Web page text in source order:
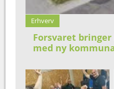
Erhverv
Forsvaret
med ny